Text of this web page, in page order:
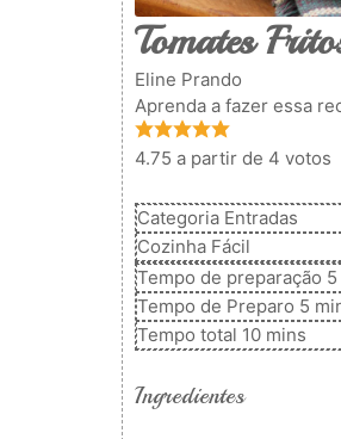
Tomates
Eline Prando
Aprenda a fazer essa
4.75 a partir de 4 votos
Categoria Entradas
Cozinha Fácil
Tempo de preparação 5
Tempo de Preparo 5
Tempo total 10minutos
mins
Ingredientes